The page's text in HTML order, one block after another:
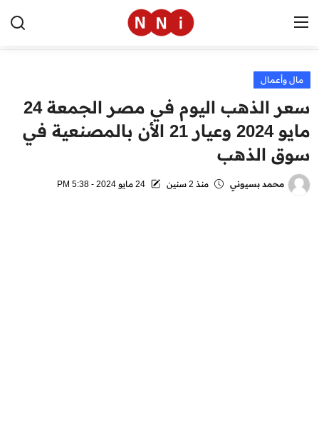
الرئيسية
اخبار مصر
العالم
الرياضة
مال وأعمال
سعر الذهب اليوم في مصر الجمعة 24
مايو 2024 وعيار 21 الأن بالمصنعية في
سوق الذهب
محمد بسيوني منذ 2 سنين 24 مايو 2024 - 5:38 PM